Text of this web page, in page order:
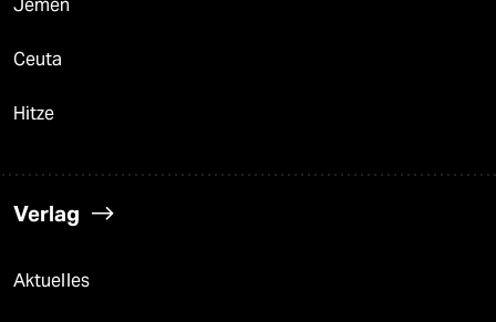
Jemen
Ceuta
Hitze
Verlag
Aktuelles